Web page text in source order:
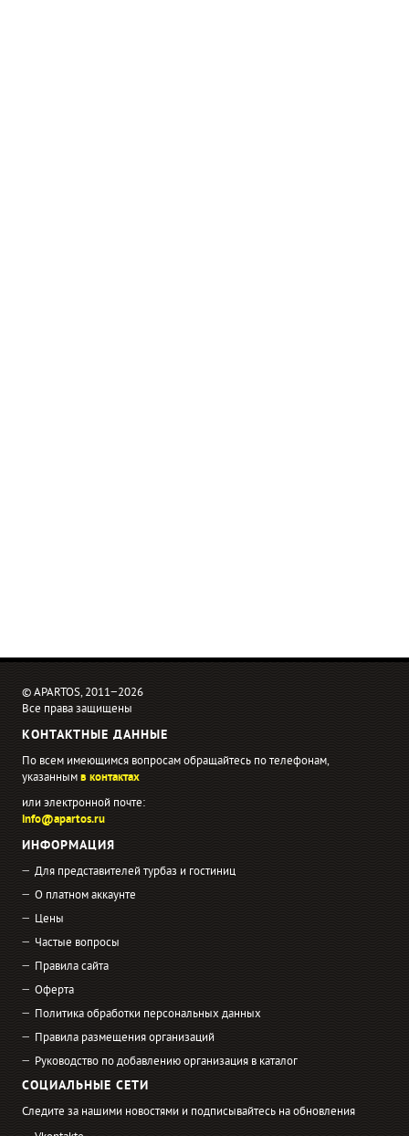
© APARTOS, 2011−2026
Все права защищены
КОНТАКТНЫЕ ДАННЫЕ
По всем имеющимся вопросам обращайтесь по телефонам,
указаннымв контактах
или электронной почте:
info@apartos.ru
ИНФОРМАЦИЯ
Для представителей турбаз и гостиниц
О платном аккаунте
Цены
Частые вопросы
Правила сайта
Оферта
Политика обработки персональных данных
Правила размещения организаций
Руководство по добавлению организация в каталог
СОЦИАЛЬНЫЕ СЕТИ
Следите за нашими новостями и подписывайтесь на обновления